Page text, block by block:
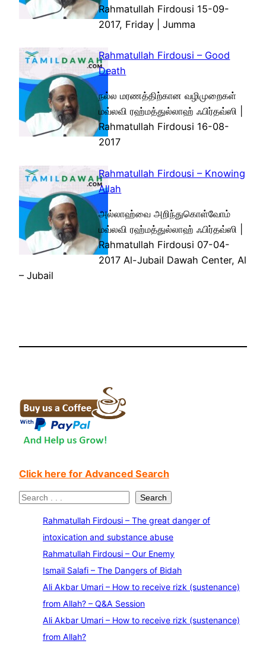
Rahmatullah Firdousi 15-09-
2017, Friday | Jumma
Rahmatullah Firdousi – Good
Death
நல்ல மரணத்திற்கான வழிமுறைகள்
மவ்லவி ரஹ்மத்துல்லாஹ் ஃபிர்தவ்ஸி |
Rahmatullah Firdousi 16-08-
2017
Rahmatullah Firdousi – Knowing
Allah
அல்லாஹ்வை அறிந்துகொள்வோம்
மவ்லவி ரஹ்மத்துல்லாஹ் ஃபிர்தவ்ஸி |
Rahmatullah Firdousi 07-04-
2017 Al-Jubail Dawah Center, Al
– Jubail
Click here for Advanced Search
S
Search
Rahmatullah Firdousi – The great danger of
intoxication and substance abuse
Rahmatullah Firdousi – Our Enemy
Ismail Salafi – The Dangers of Bidah
Ali Akbar Umari – How to receive rizk (sustenance)
from Allah? – Q&A Session
Ali Akbar Umari – How to receive rizk (sustenance)
from Allah?